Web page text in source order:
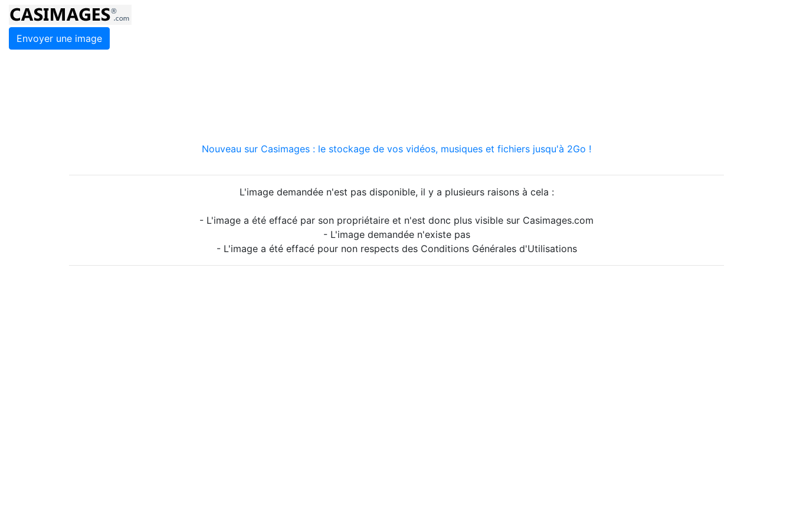
Envoyer une image
Nouveau sur Casimages : le stockage de vos vidéos, musiques et fichiers jusqu'à 2Go !
L'image demandée n'est pas disponible, il y a plusieurs raisons à cela :
- L'image a été effacé par son propriétaire et n'est donc plus visible sur Casimages.com
- L'image demandée n'existe pas
- L'image a été effacé pour non respects des Conditions Générales d'Utilisations